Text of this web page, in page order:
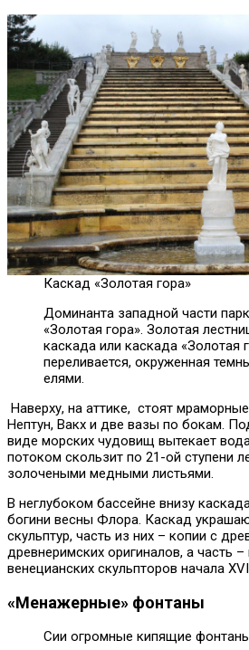
Каскад «Золотая гора»
Доминанта западной части
«Золотая гора». Золотая
каскада или каскада «Золотая
переливается, окруженная
елями.
Наверху, на аттике, стоят
Нептун, Вакх и две вазы по бокам.
виде морских чудовищ вытекает
потоком скользит по 21-ой ступени
золочеными медными листьями.
В неглубоком бассейне внизу
богини весны Флора. Каскад
скульптур, часть из них – копии с
древнеримских оригиналов, а
венецианских скульпторов начала
«Менажерные» фонтаны
Сии огромные кипящие